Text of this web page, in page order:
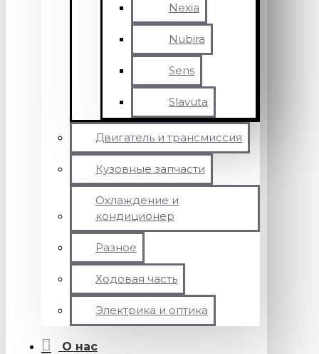
Nexia
Nubira
Sens
Slavuta
Двигатель и трансмиссия
Кузовные запчасти
Охлаждение и
кондиционер
Разное
Ходовая часть
Электрика и оптика
О нас